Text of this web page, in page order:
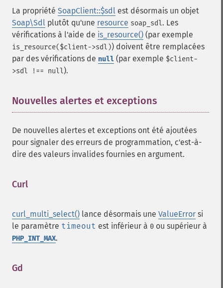
La propriété SoapClient::$sdl est désormais un objet
Soap\Sdl plutôt qu'une resource soap_sdl. Les
vérifications à l'aide de is_resource() (par exemple
is_resource($client->sdl)) doivent être remplacées
par des vérifications de null (par exemple $client-
>sdl !== null).
Nouvelles alertes et exceptions
De nouvelles alertes et exceptions ont été ajoutées
pour signaler des erreurs de programmation, c'est-à-
dire des valeurs invalides fournies en argument.
Curl
curl_multi_select() lance désormais une ValueError si
le paramètre timeout est inférieur à 0 ou supérieur à
PHP_INT_MAX.
Gd